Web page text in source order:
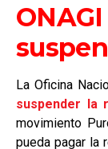
La Oficina
suspender la
movimiento
pueda pagar la